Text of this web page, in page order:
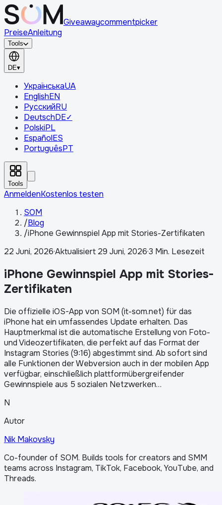
Giveawaycommentpicker
PreiseAnleitung
Tools
DE▾
УкраїнськаUA
EnglishEN
РусскийRU
DeutschDE✓
PolskiPL
EspañolES
PortuguêsPT
Tools
AnmeldenKostenlos testen
SOM
/Blog
/iPhone Gewinnspiel App mit Stories-Zertifikaten
22 Juni, 2026·Aktualisiert 29 Juni, 2026·3 Min. Lesezeit
iPhone Gewinnspiel App mit Stories-
Zertifikaten
Die offizielle iOS-App von SOM (it-som.net) für das
iPhone hat ein umfassendes Update erhalten. Das
Hauptmerkmal ist die automatische Erstellung von Foto-
und Videozertifikaten, die perfekt auf das Format der
Instagram Stories (9:16) abgestimmt sind. Ab sofort sind
alle Funktionen der Webversion auch in der mobilen App
verfügbar, einschließlich plattformübergreifender
Gewinnspiele aus 5 sozialen Netzwerken…
N
Autor
Nik Makovsky
Co-founder of SOM. Builds tools for creators and SMM
teams across Instagram, TikTok, Facebook, YouTube, and
Threads.